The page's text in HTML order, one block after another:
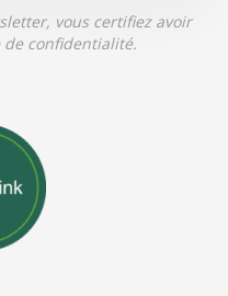
vous certifiez avoir
confidentialité.